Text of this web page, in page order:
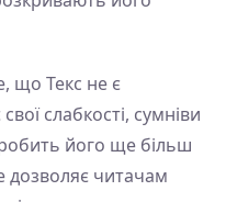
що Текс не є
слабкості, сумніви
його ще більш
дозволяє читачам